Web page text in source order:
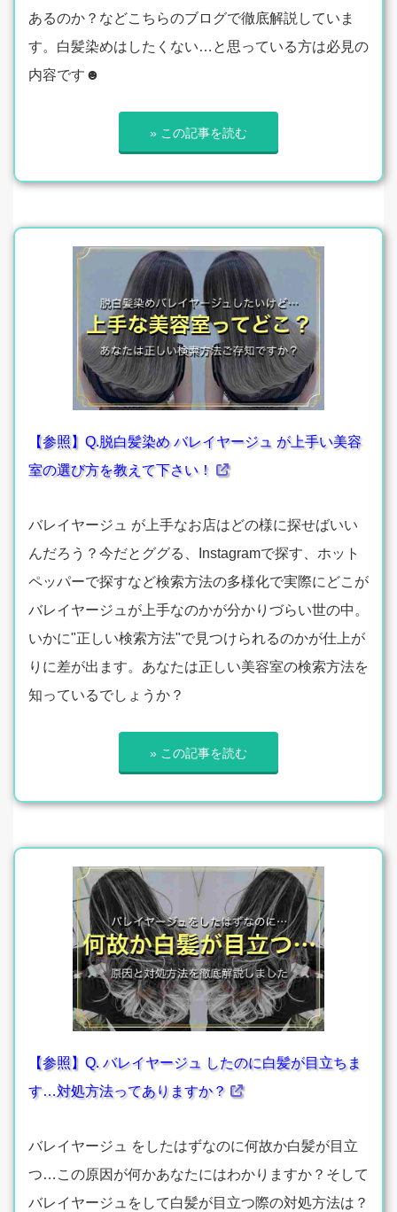
あるのか？などこちらのブログで徹底解説していま
す。白髪染めはしたくない…と思っている方は必見の
内容です☻
» この記事を読む
【参照】Q.脱白髪染め バレイヤージュ が上手い美容
室の選び方を教えて下さい！
バレイヤージュ が上手なお店はどの様に探せばいい
んだろう？今だとググる、Instagramで探す、ホット
ペッパーで探すなど検索方法の多様化で実際にどこが
バレイヤージュが上手なのかが分かりづらい世の中。
いかに"正しい検索方法"で見つけられるのかが仕上が
りに差が出ます。あなたは正しい美容室の検索方法を
知っているでしょうか？
» この記事を読む
【参照】Q. バレイヤージュ したのに白髪が目立ちま
す…対処方法ってありますか？
バレイヤージュ をしたはずなのに何故か白髪が目立
つ…この原因が何かあなたにはわかりますか？そして
バレイヤージュをして白髪が目立つ際の対処方法は？